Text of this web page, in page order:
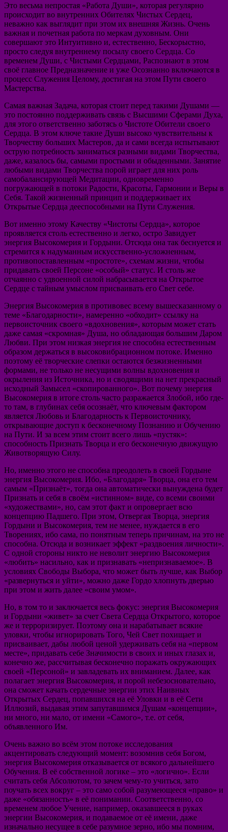
Это весьма непростая «Работа Души», которая регулярно
происходит во внутренних Обителях Чистых Сердец,
неважно как выглядит при этом их внешняя Жизнь. Очень
важная и почетная работа по меркам духовным. Они
совершают это Интуитивно и, естественно, Бескорыстно,
просто следуя внутреннему посылу своего Сердца. Со
временем Души, с Чистыми Сердцами, Распознают в этом
своё главное Предназначение и уже Осознанно включаются в
процесс Служения Целому, достигая на этом Пути своего
Мастерства.
Самая важная Задача, которая стоит перед такими Душами —
это постоянно поддерживать связь с Высшими Сферами Духа,
для этого ответственно заботясь о Чистоте Обители своего
Сердца. В этом ключе такие Души высоко чувствительны к
Творчеству больших Мастеров, да и сами всегда испытывают
острую потребность заниматься разными видами Творчества,
даже, казалось бы, самыми простыми и обыденными. Занятие
любыми видами Творчества порой играет для них роль
самобалансирующей Медитации, одновременно
погружающей в потоки Радости, Красоты, Гармонии и Веры в
Себя. Такой жизненный принцип и поддерживает их
Открытые Сердца дееспособными на Пути Служения.
Вот именно этому Качеству «Чистоты Сердца», которое
проявляется столь естественно и легко, остро Завидует
энергия Высокомерия и Гордыни. Отсюда она так беснуется и
стремится к надуманным искусственно-усложненным,
противопоставленным «простоте», схемам жизни, чтобы
придавать своей Персоне «особый» статус. И столь же
отчаянно с удвоенной силой набрасывается на Открытое
Сердце с тайным умыслом присваивать его Свет себе.
Энергия Высокомерия в противовес всему вышесказанному о
теме «Благодарности», намеренно «обходит» ссылку на
первоисточник своего «вдохновения», которым может стать
даже самая «скромная» Душа, но обладающая большим Даром
Любви. При этом низкая энергия не способна естественным
образом держаться в высоковибрационном потоке. Именно
поэтому её творческие слепки остаются безжизненными
формами, не только не несущими волны вдохновения и
окрыления из Источника, но и сводящими на нет прекрасный
исходный Замысел «скопированного». Вот почему энергия
Высокомерия в итоге столь часто разражается Злобой, ибо где-
то там, в глубинах себя осознаёт, что ключевым фактором
является Любовь и Благодарность к Первоисточнику,
открывающие доступ к бесконечному Познанию и Обучению
на Пути. И за всем этим стоит всего лишь «пустяк»:
способность Признать Творца и его бесконечную движущую
Животворящую Силу.
Но, именно этого не способна преодолеть в своей Гордыне
энергия Высокомерия. Ибо, «Благодаря» Творца, она его тем
самым «Признаёт», тогда она автоматически вынуждена будет
Признать и себя в своём «истинном» виде, со всеми своими
«художествами», но, сам этот факт и опровергает всю
концепцию Падшего. При этом, Отвергая Творца, энергия
Гордыни и Высокомерия, тем не менее, нуждается в его
Творениях, ибо сама, по понятным теперь причинам, на это не
способна. Отсюда и возникает эффект «раздвоения личности».
С одной стороны никто не неволит энергию Высокомерия
«любить» насильно, как и признавать «непризнаваемое». В
условиях Свободы Выбора, что может быть лучше, как Выбор
«развернуться и уйти», можно даже Гордо хлопнуть дверью
при этом и жить далее «своим умом».
Но, в том то и заключается весь фокус: энергия Высокомерия
и Гордыни «живет» за счет Света Сердца Открытого, которое
же и терроризирует. Поэтому она и нарабатывает всякие
уловки, чтобы игнорировать Того, Чей Свет похищает и
присваивает, дабы любой ценой удерживать себя на «первом
месте», придавать себе Значимости в своих и иных глазах и,
конечно же, рассчитывая бесконечно поражать окружающих
своей «Персоной» и завладевать их вниманием. Далее, как
полагает энергия Высокомерия, и порой небезосновательно,
она сможет качать сердечные энергии этих Наивных
Открытых Сердец, попавшихся на её Уловки и в её Сети
Иллюзий, выдавая этим запутавшимся Душам «концепции»,
ни много, ни мало, от имени «Самого», т.е. от себя,
объявленного Им.
Очень важно во всём этом потоке исследования
акцентировать следующий момент: возомнив себя Богом,
энергия Высокомерия отказывается от всякого дальнейшего
Обучения. В её собственной логике – это «логично». Если
считать себя Абсолютом, то зачем чему-то учиться, зато
поучать всех вокруг – это само собой разумеющееся «право» и
даже «обязанность» в её понимании. Соответственно, со
временем любое Учение, например, оказавшееся в руках
энергии Высокомерия, и подаваемое от её имени, даже
изначально несущее в себе разумное зерно, ибо мы помним,